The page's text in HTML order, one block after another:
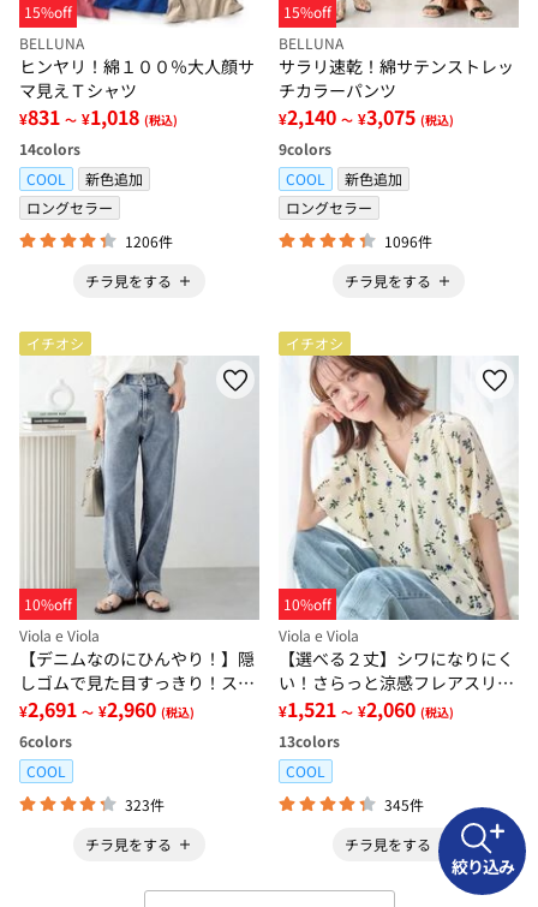
15%off
BELLUNA
ヒンヤリ！綿１００％大人顔サ
マ見えＴシャツ
¥831 ～ ¥1,018 (税込)
14colors
COOL
新色追加
ロングセラー
1206件
チラ見をする
15%off
BELLUNA
サラリ速乾！綿サテンストレッ
チカラーパンツ
¥2,140 ～ ¥3,075 (税込)
9colors
COOL
新色追加
ロングセラー
1096件
チラ見をする
イチオシ
10%off
Viola e Viola
【デニムなのにひんやり！】隠
しゴムで見た目すっきり！スト
レッチ楽ちんデニム
¥2,691 ～ ¥2,960 (税込)
6colors
COOL
323件
チラ見をする
イチオシ
10%off
Viola e Viola
【選べる２丈】シワになりにく
い！さらっと涼感フレアスリー
ブブラウス
¥1,521 ～ ¥2,060 (税込)
13colors
COOL
345件
チラ見をする
絞り込み